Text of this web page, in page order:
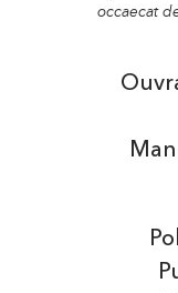
occaecat